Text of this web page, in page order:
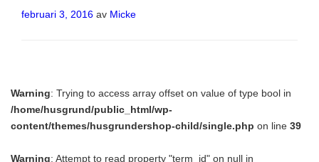
Publicerat
februari 3, 2016 av Micke
Warning: Trying to access array offset on value of type bool in
/home/husgrund/public_html/wp-
content/themes/husgrundershop-child/single.php on line 39
Warning: Attempt to read property "term_id" on null in